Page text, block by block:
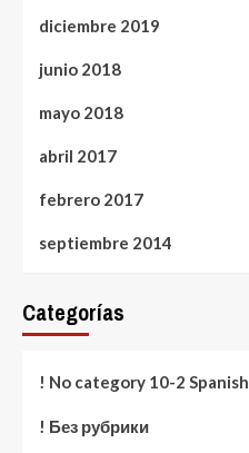
diciembre 2019
junio 2018
mayo 2018
abril 2017
febrero 2017
septiembre 2014
Categorías
! No category 10-2 Spanish
! Без рубрики